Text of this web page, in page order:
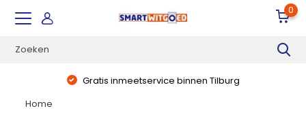
0
Gratis inmeetservice binnen Tilburg
Home